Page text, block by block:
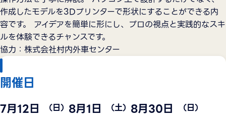
作成したモデルを3Dプリンターで形状にすることができる内
容です。 アイデアを簡単に形にし、プロの視点と実践的なスキ
ルを体験できるチャンスです。
協力：株式会社村内外車センター
開催日
7月12日 （日） 8月1日 （土） 8月30日 （日）